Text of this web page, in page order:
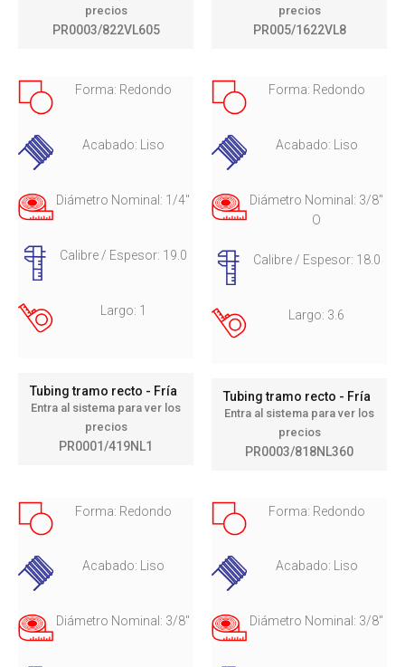
precios
PR0003/822VL605
precios
PR005/1622VL8
Forma: Redondo
Acabado: Liso
Diámetro Nominal: 1/4"
Calibre / Espesor: 19.0
Largo: 1
Tubing tramo recto - Fría
Entra al sistema para ver los
precios
PR0001/419NL1
Forma: Redondo
Acabado: Liso
Diámetro Nominal: 3/8"
O
Calibre / Espesor: 18.0
Largo: 3.6
Tubing tramo recto - Fría
Entra al sistema para ver los
precios
PR0003/818NL360
Forma: Redondo
Acabado: Liso
Diámetro Nominal: 3/8"
Forma: Redondo
Acabado: Liso
Diámetro Nominal: 3/8"